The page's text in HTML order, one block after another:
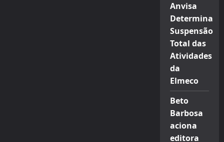
Anvisa
Determina
Suspensão
Total das
Atividades
da
Elmeco
Beto
Barbosa
aciona
editora